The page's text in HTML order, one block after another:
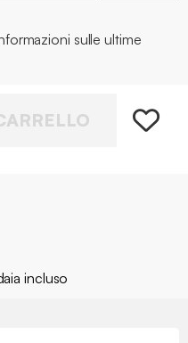
sulle ultime
incluso